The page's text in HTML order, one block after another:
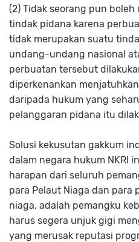
(2) Tidak seorang pun
tindak pidana karena
tidak merupakan suatu
undang-undang nasional
perbuatan tersebut
diperkenankan
daripada hukum yang
pelanggaran pidana itu
Solusi kekusutan gakkum
dalam negara hukum NKRI
harapan dari seluruh
para Pelaut Niaga dan para
niaga, adalah pemangku
harus segera unjuk gigi
yang merusak reputasi